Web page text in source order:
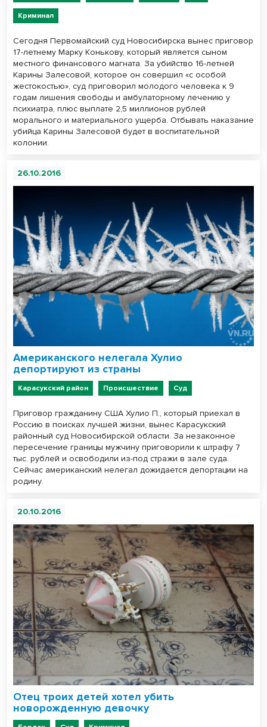
Криминал
Сегодня Первомайский суд Новосибирска вынес приговор
17-летнему Марку Конькову, который является сыном
местного финансового магната. За убийство 16-летней
Карины Залесовой, которое он совершил «с особой
жестокостью», суд приговорил молодого человека к 9
годам лишения свободы и амбулаторному лечению у
психиатра, плюс выплате 2,5 миллионов рублей
морального и материального ущерба. Отбывать наказание
убийца Карины Залесовой будет в воспитательной
колонии.
26.10.2016
Американского нелегала Хулио
депортируют из страны
Карасукский район Происшествие Суд
Приговор гражданину США Хулио П., который приехал в
Россию в поисках лучшей жизни, вынес Карасукский
районный суд Новосибирской области. За незаконное
пересечение границы мужчину приговорили к штрафу 7
тыс. рублей и освободили из-под стражи в зале суда.
Сейчас американский нелегал дожидается депортации на
родину.
20.10.2016
Отец троих детей хотел убить
новорожденную девочку